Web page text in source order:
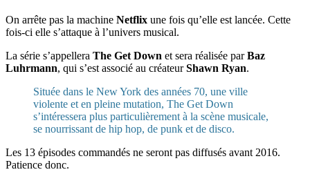
On arrête pas la machine Netflix une fois qu’elle est lancée. Cette
fois-ci elle s’attaque à l’univers musical.
La série s’appellera The Get Down et sera réalisée parBaz
Luhrmann, qui s’est associé au créateurShawn Ryan.
Située dans le New York des années 70, une ville
violente et en pleine mutation, The Get Down
s’intéressera plus particulièrement à la scène musicale,
se nourrissant de hip hop, de punk et de disco.
Les 13 épisodes commandés ne seront pas diffusés avant 2016.
Patience donc.